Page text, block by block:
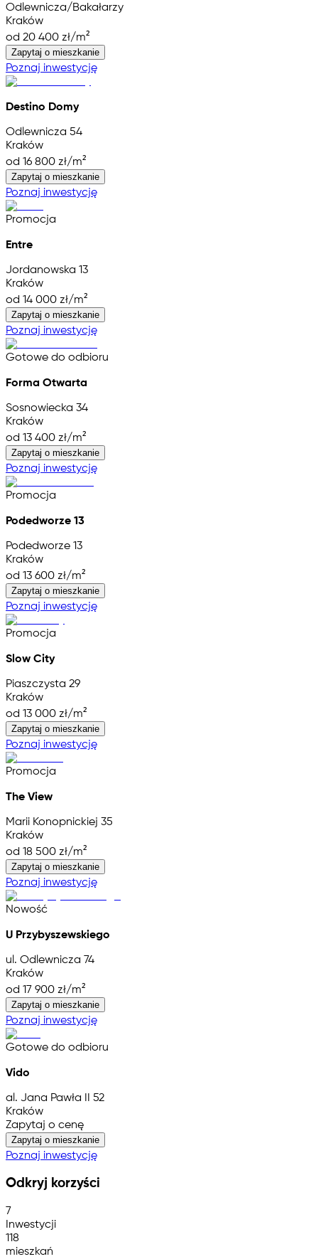
Odlewnicza/Bakałarzy
Kraków
od 20 400 zł/m²
Zapytaj o mieszkanie
Poznaj inwestycję
Destino Domy
Odlewnicza 54
Kraków
od 16 800 zł/m²
Zapytaj o mieszkanie
Poznaj inwestycję
Promocja
Entre
Jordanowska 13
Kraków
od 14 000 zł/m²
Zapytaj o mieszkanie
Poznaj inwestycję
Gotowe do odbioru
Forma Otwarta
Sosnowiecka 34
Kraków
od 13 400 zł/m²
Zapytaj o mieszkanie
Poznaj inwestycję
Promocja
Podedworze 13
Podedworze 13
Kraków
od 13 600 zł/m²
Zapytaj o mieszkanie
Poznaj inwestycję
Promocja
Slow City
Piaszczysta 29
Kraków
od 13 000 zł/m²
Zapytaj o mieszkanie
Poznaj inwestycję
Promocja
The View
Marii Konopnickiej 35
Kraków
od 18 500 zł/m²
Zapytaj o mieszkanie
Poznaj inwestycję
Nowość
U Przybyszewskiego
ul. Odlewnicza 74
Kraków
od 17 900 zł/m²
Zapytaj o mieszkanie
Poznaj inwestycję
Gotowe do odbioru
Vido
al. Jana Pawła II 52
Kraków
Zapytaj o cenę
Zapytaj o mieszkanie
Poznaj inwestycję
Odkryj korzyści
7
Inwestycji
118
mieszkań